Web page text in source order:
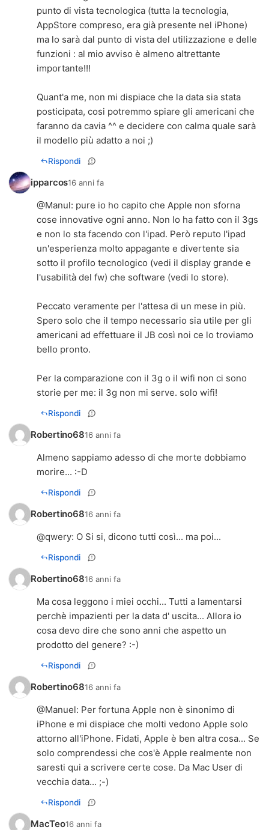
punto di vista tecnologica (tutta la tecnologia,
AppStore compreso, era già presente nel iPhone)
ma lo sarà dal punto di vista del utilizzazione e delle
funzioni : al mio avviso è almeno altrettante
importante!!!
Quant'a me, non mi dispiace che la data sia stata
posticipata, cosi potremmo spiare gli americani che
faranno da cavia ^^ e decidere con calma quale sarà
il modello più adatto a noi ;)
Rispondi
ipparcos16 anni fa
@Manul: pure io ho capito che Apple non sforna
cose innovative ogni anno. Non lo ha fatto con il 3gs
e non lo sta facendo con l'ipad. Però reputo l'ipad
un'esperienza molto appagante e divertente sia
sotto il profilo tecnologico (vedi il display grande e
l'usabilità del fw) che software (vedi lo store).
Peccato veramente per l'attesa di un mese in più.
Spero solo che il tempo necessario sia utile per gli
americani ad effettuare il JB così noi ce lo troviamo
bello pronto.
Per la comparazione con il 3g o il wifi non ci sono
storie per me: il 3g non mi serve. solo wifi!
Rispondi
Robertino6816 anni fa
Almeno sappiamo adesso di che morte dobbiamo
morire... :-D
Rispondi
Robertino6816 anni fa
@qwery: O Si si, dicono tutti così... ma poi...
Rispondi
Robertino6816 anni fa
Ma cosa leggono i miei occhi... Tutti a lamentarsi
perchè impazienti per la data d' uscita... Allora io
cosa devo dire che sono anni che aspetto un
prodotto del genere? :-)
Rispondi
Robertino6816 anni fa
@Manuel: Per fortuna Apple non è sinonimo di
iPhone e mi dispiace che molti vedono Apple solo
attorno all'iPhone. Fidati, Apple è ben altra cosa... Se
solo comprendessi che cos'è Apple realmente non
saresti qui a scrivere certe cose. Da Mac User di
vecchia data... ;-)
Rispondi
MacTeo16 anni fa